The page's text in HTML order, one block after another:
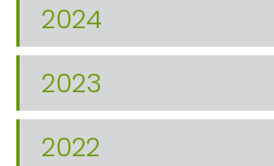
2024
2023
2022